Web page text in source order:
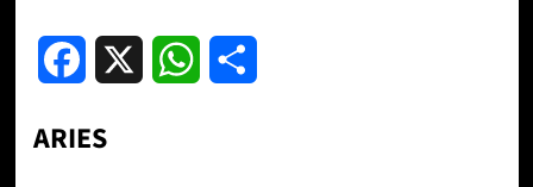
Facebook WhatsApp
ARIES